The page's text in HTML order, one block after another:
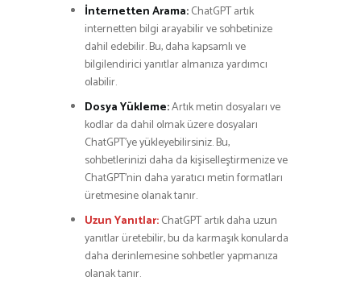
İnternetten Arama:ChatGPT artık
internetten bilgi arayabilir ve sohbetinize
dahil edebilir. Bu, daha kapsamlı ve
bilgilendirici yanıtlar almanıza yardımcı
olabilir.
Dosya Yükleme:Artık metin dosyaları ve
kodlar da dahil olmak üzere dosyaları
ChatGPT’ye yükleyebilirsiniz. Bu,
sohbetlerinizi daha da kişiselleştirmenize ve
ChatGPT’nin daha yaratıcı metin formatları
üretmesine olanak tanır.
Uzun Yanıtlar:ChatGPT artık daha uzun
yanıtlar üretebilir, bu da karmaşık konularda
daha derinlemesine sohbetler yapmanıza
olanak tanır.